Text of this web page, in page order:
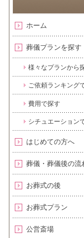
ホーム
葬儀プランを探す
様々なプランから
ご依頼ランキング
費用で探す
シチュエーション
はじめての方へ
葬儀・葬儀後の流
お葬式の後
お葬式プラン
公営斎場